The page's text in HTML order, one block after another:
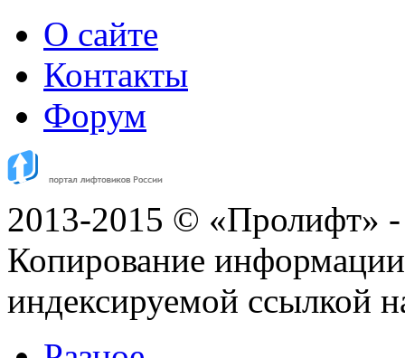
О сайте
Контакты
Форум
2013-2015 © «Пролифт» -
Копирование информации
индексируемой ссылкой